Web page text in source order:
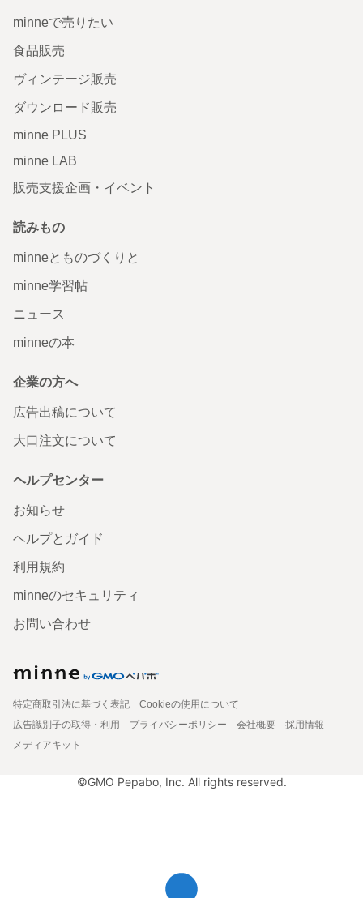
minneで売りたい
食品販売
ヴィンテージ販売
ダウンロード販売
minne PLUS
minne LAB
販売支援企画・イベント
読みもの
minneとものづくりと
minne学習帖
ニュース
minneの本
企業の方へ
広告出稿について
大口注文について
ヘルプセンター
お知らせ
ヘルプとガイド
利用規約
minneのセキュリティ
お問い合わせ
特定商取引法に基づく表記
Cookieの使用について
広告識別子の取得・利用
プライバシーポリシー 会社概要
採用情報
メディアキット
©GMO Pepabo, Inc. All rights reserved.